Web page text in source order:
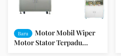
Baru
Motor Mobil Wiper
Motor Stator Terpadu